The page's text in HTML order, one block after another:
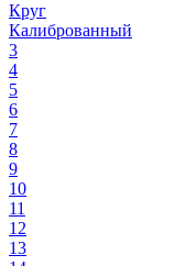
Круг
Калиброванный
3
4
5
6
7
8
9
10
11
12
13